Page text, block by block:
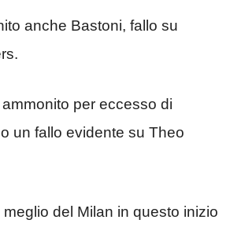
anche Bastoni, fallo su
ammonito per eccesso di
un fallo evidente su Theo
meglio del Milan in questo inizio